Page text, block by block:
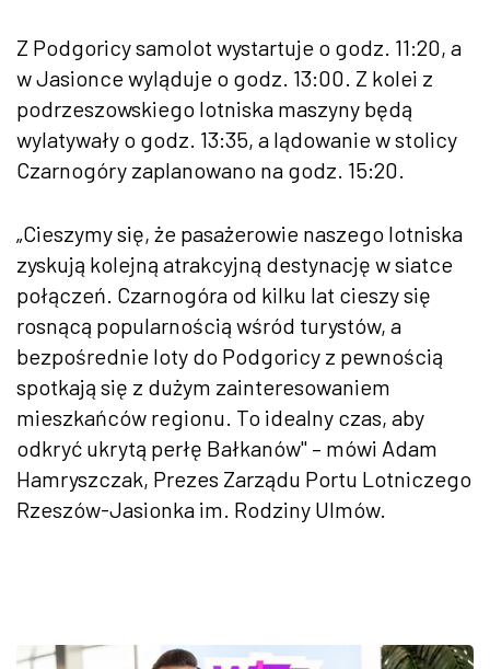
Z Podgoricy samolot wystartuje o godz. 11:20, a
w Jasionce wyląduje o godz. 13:00. Z kolei z
podrzeszowskiego lotniska maszyny będą
wylatywały o godz. 13:35, a lądowanie w stolicy
Czarnogóry zaplanowano na godz. 15:20.
„Cieszymy się, że pasażerowie naszego lotniska
zyskują kolejną atrakcyjną destynację w siatce
połączeń. Czarnogóra od kilku lat cieszy się
rosnącą popularnością wśród turystów, a
bezpośrednie loty do Podgoricy z pewnością
spotkają się z dużym zainteresowaniem
mieszkańców regionu. To idealny czas, aby
odkryć ukrytą perłę Bałkanów" – mówi Adam
Hamryszczak, Prezes Zarządu Portu Lotniczego
Rzeszów-Jasionka im. Rodziny Ulmów.